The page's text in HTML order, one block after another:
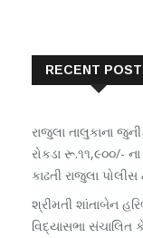
RECENT
રાજુલા તાલુકાના
રોકડા રૂ.૧૧,૯૦૦/-
કાઢતી રાજુલા પોલીસ
શ્રીમતી શાંતાબેન
વિદ્યાસભા સંચાલિત